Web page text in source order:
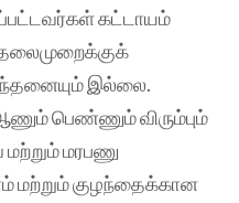
கட்டாயம்
இல்லை.‌
பெண்ணும் விரும்பும்
மரபணு
குழந்தைக்கான